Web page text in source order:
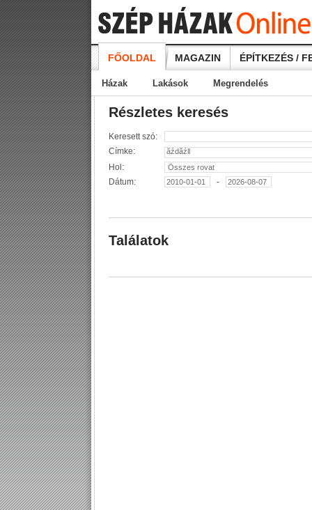
FŐOLDAL MAGAZIN ÉPÍTKEZÉS /
Házak Lakások Megrendelés
Részletes keresés
Keresett szó:
Címke:
Hol:
Dátum:
-
Találatok